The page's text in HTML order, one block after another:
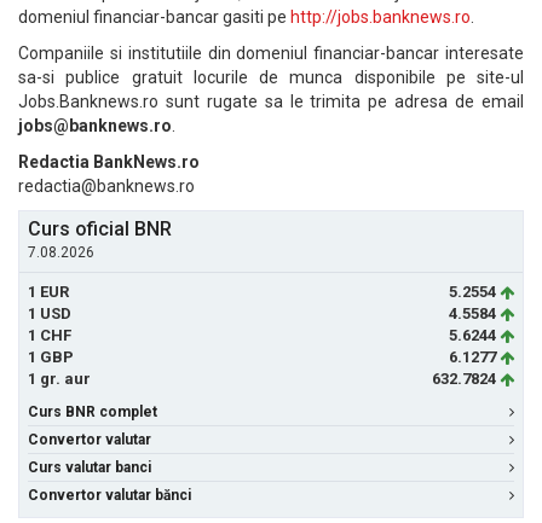
domeniul financiar-bancar gasiti pe http://jobs.banknews.ro
Companiile si institutiile din domeniul financiar-bancar interesate
sa-si publice gratuit locurile de munca disponibile pe site-ul
Jobs.Banknews.ro sunt rugate sa le trimita pe adresa de email
jobs@banknews.ro
Redactia BankNews.ro
redactia@banknews.ro
Curs oficial BNR
7.08.2026
1 EUR
5.2554
1 USD
4.5584
1 CHF
5.6244
1 GBP
6.1277
1 gr. aur
632.7824
Curs BNR complet
Convertor valutar
Curs valutar banci
Convertor valutar bănci